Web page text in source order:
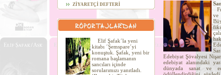
ZİYARETÇİ DEFTERİ
Elif Şafak´la yeni
kitabı ´Şemspare´yi
konuştuk. Şafak, yeni bir
romana başlamanın
sancıları içinde
sorularımızı yanıtladı.
ve
Edebiyat Şövalyesi
edebiyat alanındaki
dünyada sanat ve